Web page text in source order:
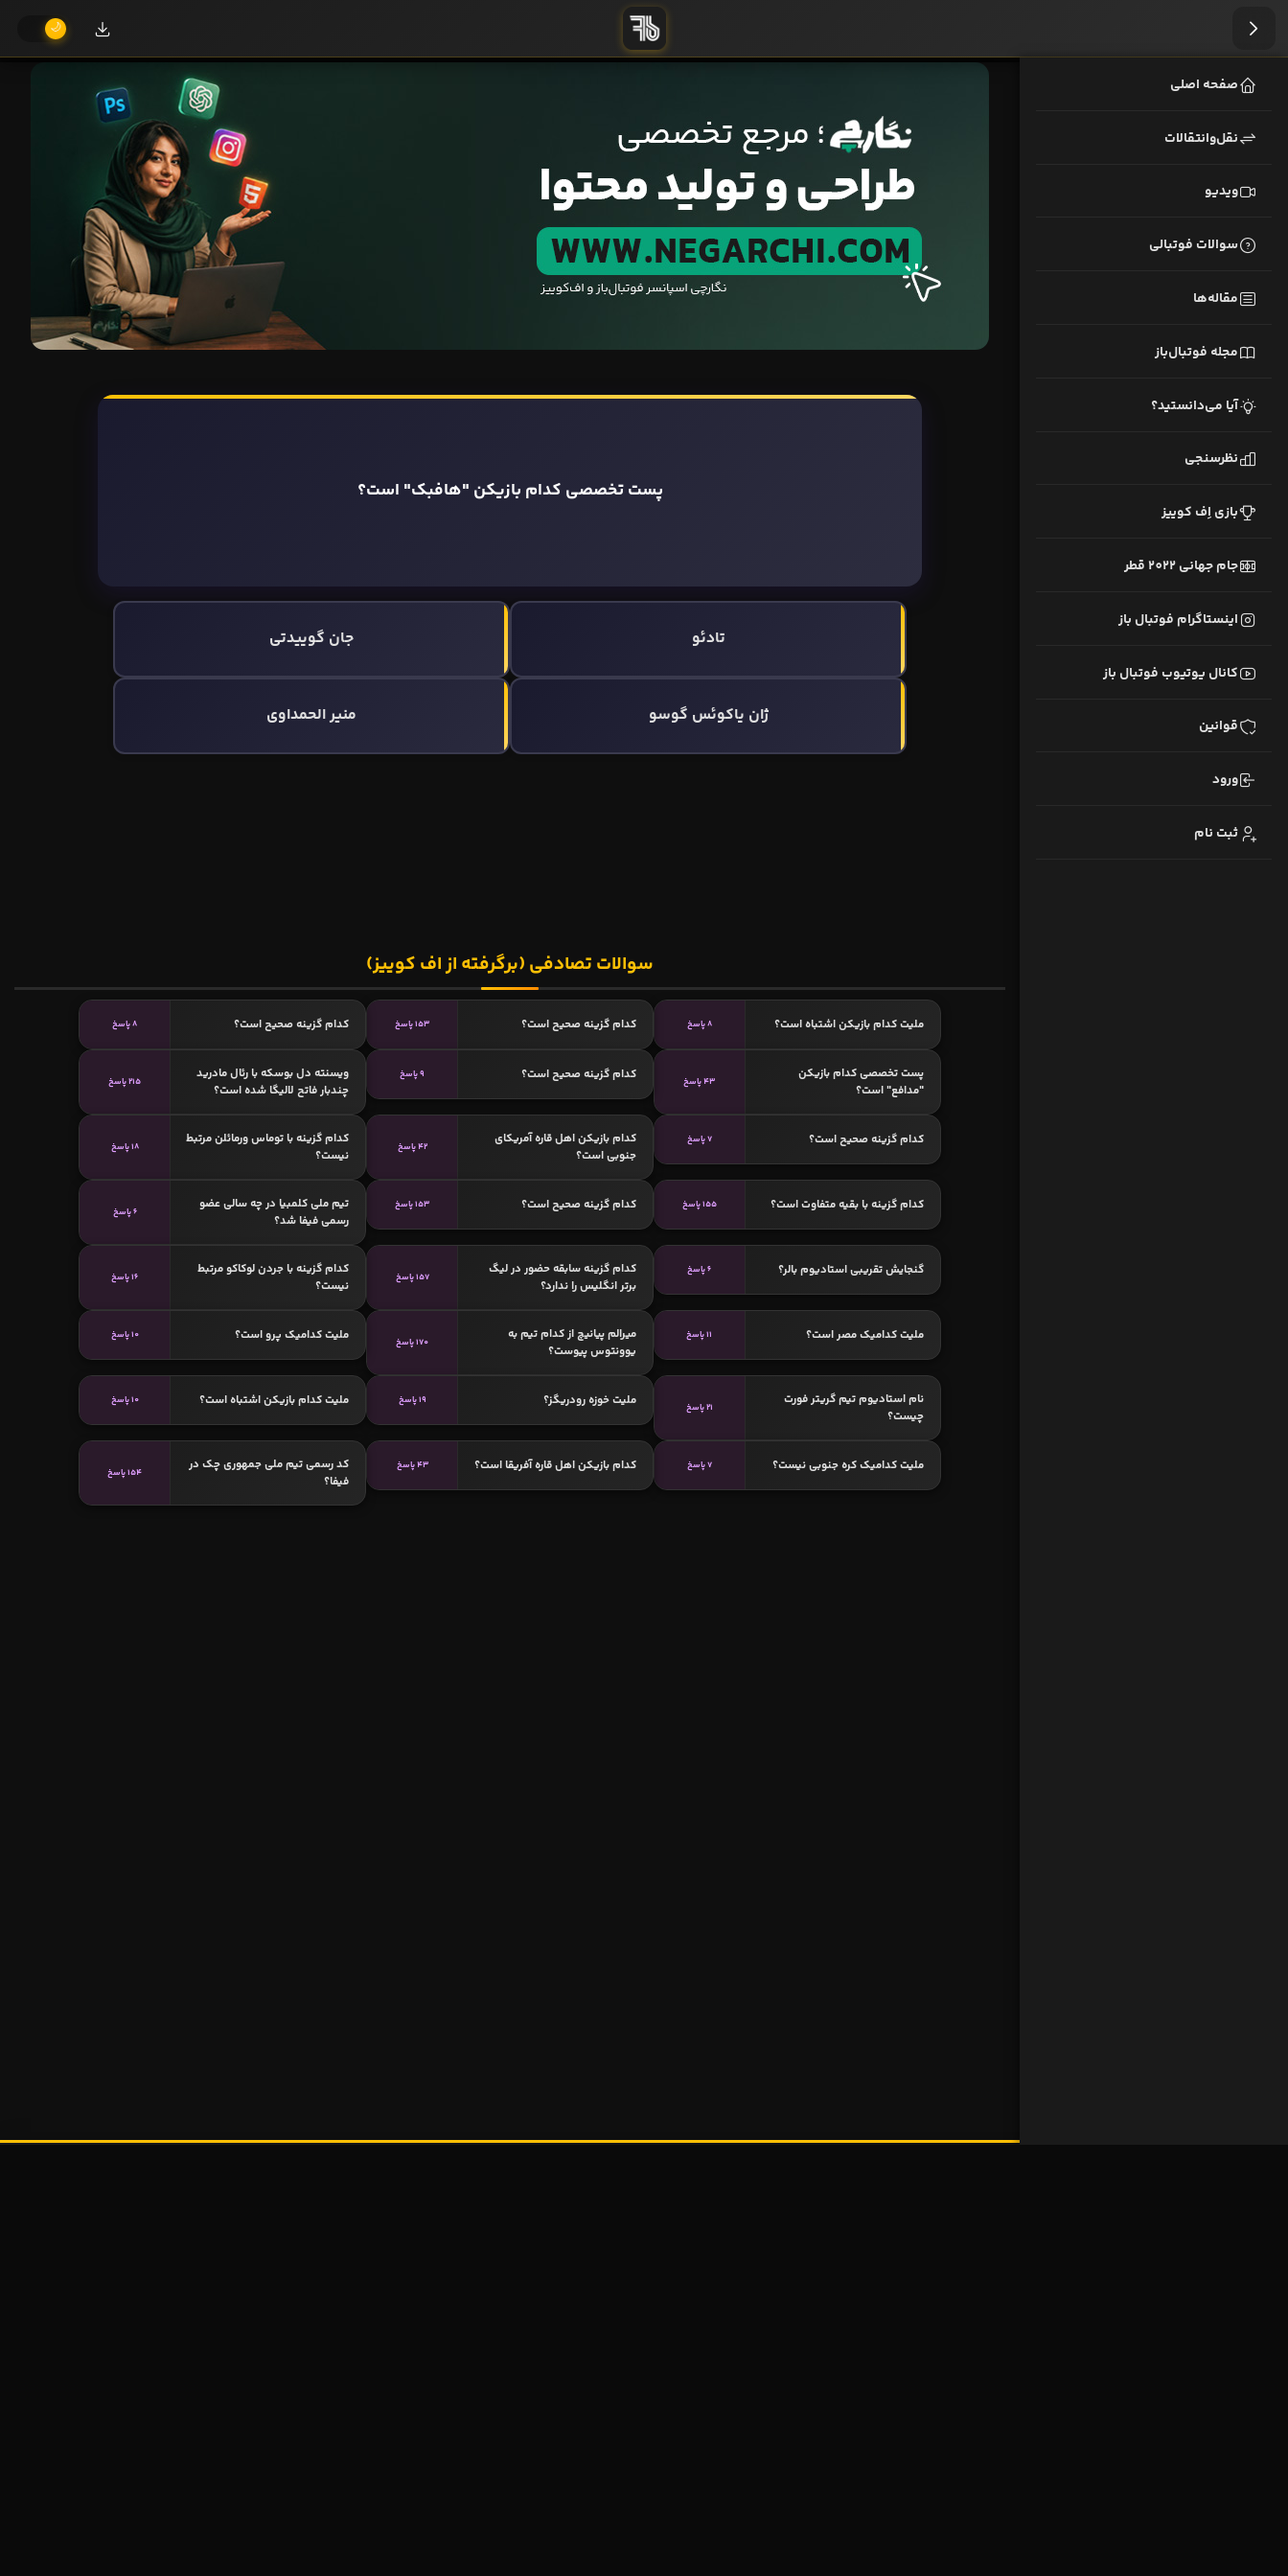
صفحه اصلی
نقل‌وانتقالات
ویدیو
سوالات فوتبالی
مقاله‌ها
مجله فوتبال‌باز
آیا می‌دانستید؟
نظرسنجی
بازی اِف کوییز
جام جهانی 2022 قطر
اینستاگرام فوتبال باز
کانال یوتیوب فوتبال باز
قوانین
ورود
ثبت نام
پست تخصصی کدام بازیکن "هافبک" است؟
تادئو جان گوییدتی
ژان یاکوئس گوسو منیر الحمداوی
سوالات تصادفی (برگرفته از اف کوییز)
ملیت کدام بازیکن اشتباه است؟ 8 پاسخ کدام گزینه صحیح است؟ 153 پاسخ کدام گزینه صحیح است؟ 8 پاسخ
پست تخصصی کدام بازیکن
"مدافع" است؟
43 پاسخ کدام گزینه صحیح است؟ 9 پاسخ
ویسنته دل بوسکه با رئال مادرید
چندبار فاتح لالیگا شده است؟
215 پاسخ
کدام گزینه صحیح است؟ 7 پاسخ
کدام بازیکن اهل قاره آمریکای
جنوبی است؟
42 پاسخ
کدام گزینه با توماس ورمائلن مرتبط
نیست؟
18 پاسخ
کدام گزینه با بقیه متفاوت است؟ 155 پاسخ کدام گزینه صحیح است؟ 153 پاسخ
تیم ملی کلمبیا در چه سالی عضو
رسمی فیفا شد؟
6 پاسخ
گنجایش تقریبی استادیوم بالر؟ 6 پاسخ
کدام گزینه سابقه حضور در لیگ
برتر انگلیس را ندارد؟
157 پاسخ
کدام گزینه با جردن لوکاکو مرتبط
نیست؟
16 پاسخ
ملیت کدامیک مصر است؟ 11 پاسخ
میرالم پیانیچ از کدام تیم به
یوونتوس پیوست؟
170 پاسخ ملیت کدامیک پرو است؟ 10 پاسخ
نام استادیوم تیم گریتر فورت
چیست؟
21 پاسخ ملیت خوزه رودریگز؟ 19 پاسخ ملیت کدام بازیکن اشتباه است؟ 10 پاسخ
ملیت کدامیک کره جنوبی نیست؟ 7 پاسخ کدام بازیکن اهل قاره آفریقا است؟ 43 پاسخ
کد رسمی تیم ملی جمهوری چک در
فیفا؟
154 پاسخ